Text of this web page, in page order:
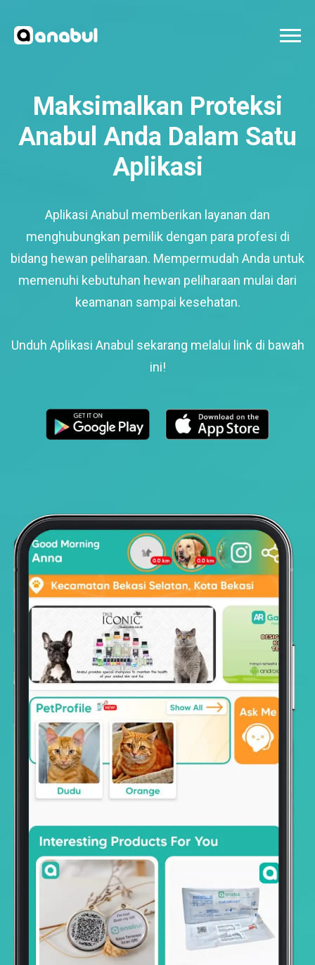
Maksimalkan Proteksi
Anabul Anda Dalam Satu
Aplikasi
Aplikasi Anabul memberikan layanan dan
menghubungkan pemilik dengan para profesi di
bidang hewan peliharaan. Mempermudah Anda untuk
memenuhi kebutuhan hewan peliharaan mulai dari
keamanan sampai kesehatan.
Unduh Aplikasi Anabul sekarang melalui link di bawah
ini!